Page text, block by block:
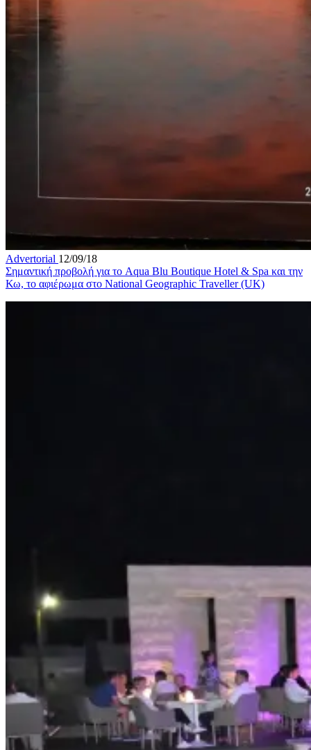
Advertorial 12/09/18
Σημαντική προβολή για το Aqua Blu Βoutique Hotel & Spa και την
Κω, το αφιέρωμα στο National Geographic Traveller (UK)